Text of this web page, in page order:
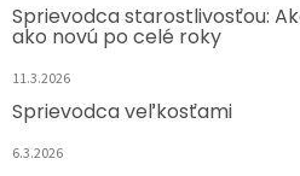
Sprievodca starostlivosťou:
ako novú po celé roky
11.3.2026
Sprievodca veľkosťami
6.3.2026